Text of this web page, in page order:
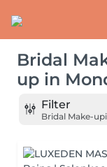
Bridal
up in
Filter
Bridal Make-up